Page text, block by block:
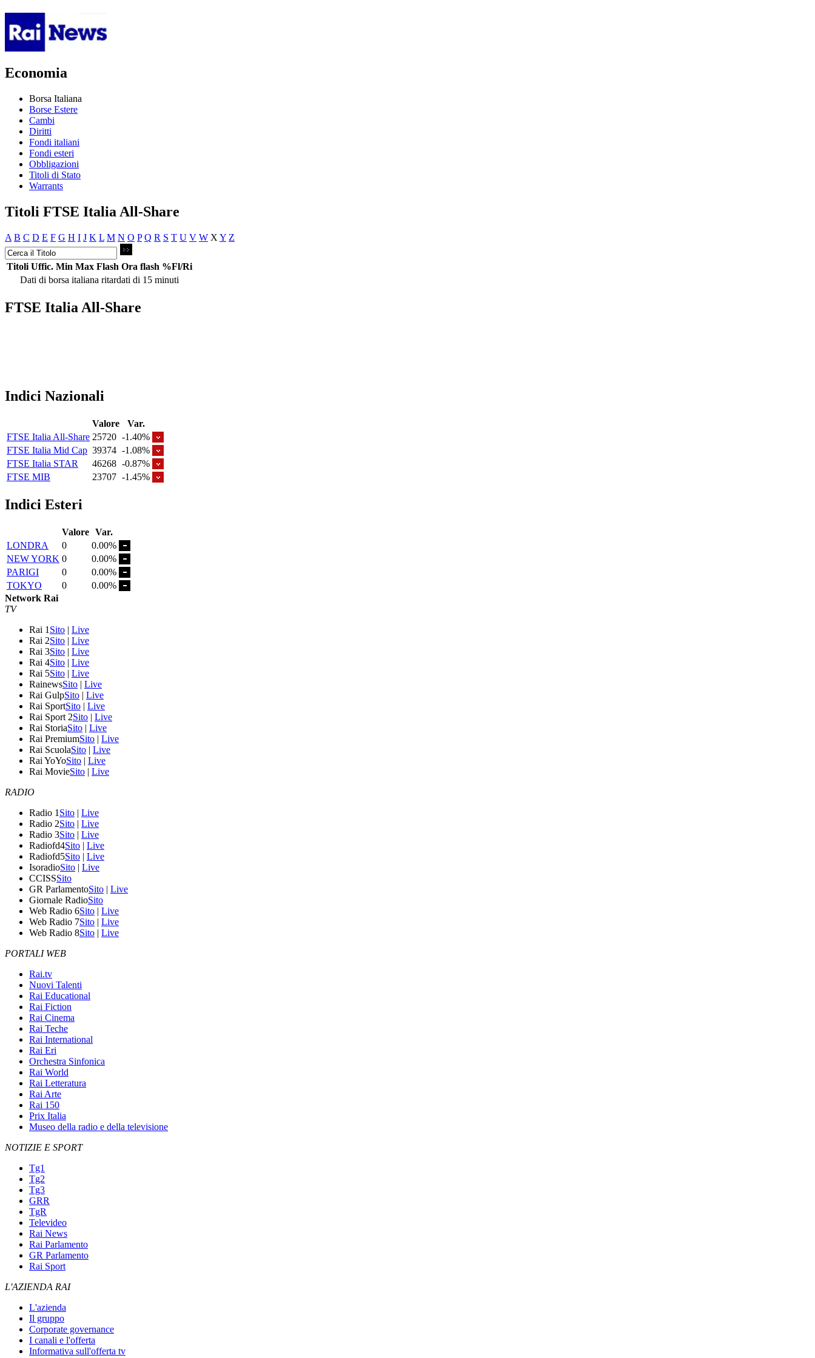
Economia
Borsa Italiana
Borse Estere
Cambi
Diritti
Fondi italiani
Fondi esteri
Obbligazioni
Titoli di Stato
Warrants
Titoli FTSE Italia All-Share
A B C D E F G H I J K L M N O P Q R S T U V W X Y Z
Titoli Uffic. Min Max Flash Ora flash %Fl/Ri
Dati di borsa italiana ritardati di 15 minuti
FTSE Italia All-Share
Indici Nazionali
Valore
Var.
FTSE Italia All-Share 25720 -1.40%
FTSE Italia Mid Cap 39374 -1.08%
FTSE Italia STAR
46268 -0.87%
FTSE MIB
23707 -1.45%
Indici Esteri
Valore Var.
LONDRA
0
0.00%
NEW YORK 0
0.00%
PARIGI
0
0.00%
TOKYO
0
0.00%
Network Rai
TV
Rai 1 Sito | Live
Rai 2Sito | Live
Rai 3Sito | Live
Rai 4Sito | Live
Rai 5Sito | Live
RainewsSito | Live
Rai GulpSito | Live
Rai SportSito | Live
Rai Sport 2Sito | Live
Rai StoriaSito | Live
Rai PremiumSito | Live
Rai ScuolaSito | Live
Rai YoYoSito | Live
Rai MovieSito | Live
RADIO
Radio 1 Sito | Live
Radio 2Sito | Live
Radio 3Sito | Live
Radiofd4Sito | Live
Radiofd5Sito | Live
IsoradioSito | Live
CCISSSito
GR ParlamentoSito | Live
Giornale RadioSito
Web Radio 6Sito | Live
Web Radio 7Sito | Live
Web Radio 8Sito | Live
PORTALI WEB
Rai.tv
Nuovi Talenti
Rai Educational
Rai Fiction
Rai Cinema
Rai Teche
Rai International
Rai Eri
Orchestra Sinfonica
Rai World
Rai Letteratura
Rai Arte
Rai 150
Prix Italia
Museo della radio e della televisione
NOTIZIE E SPORT
Tg1
Tg2
Tg3
GRR
TgR
Televideo
Rai News
Rai Parlamento
GR Parlamento
Rai Sport
L'AZIENDA RAI
L'azienda
Il gruppo
Corporate governance
I canali e l'offerta
Informativa sull'offerta tv